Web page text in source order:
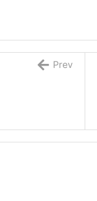
Prev